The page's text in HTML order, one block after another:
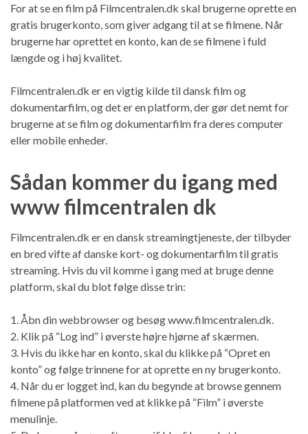
For at se en film på Filmcentralen.dk skal brugerne oprette en
gratis brugerkonto, som giver adgang til at se filmene. Når
brugerne har oprettet en konto, kan de se filmene i fuld
længde og i høj kvalitet.
Filmcentralen.dk er en vigtig kilde til dansk film og
dokumentarfilm, og det er en platform, der gør det nemt for
brugerne at se film og dokumentarfilm fra deres computer
eller mobile enheder.
Sådan kommer du igang med
www filmcentralen dk
Filmcentralen.dk er en dansk streamingtjeneste, der tilbyder
en bred vifte af danske kort- og dokumentarfilm til gratis
streaming. Hvis du vil komme i gang med at bruge denne
platform, skal du blot følge disse trin:
1. Åbn din webbrowser og besøg www.filmcentralen.dk.
2. Klik på “Log ind” i øverste højre hjørne af skærmen.
3. Hvis du ikke har en konto, skal du klikke på “Opret en
konto” og følge trinnene for at oprette en ny brugerkonto.
4. Når du er logget ind, kan du begynde at browse gennem
filmene på platformen ved at klikke på “Film” i øverste
menulinje.